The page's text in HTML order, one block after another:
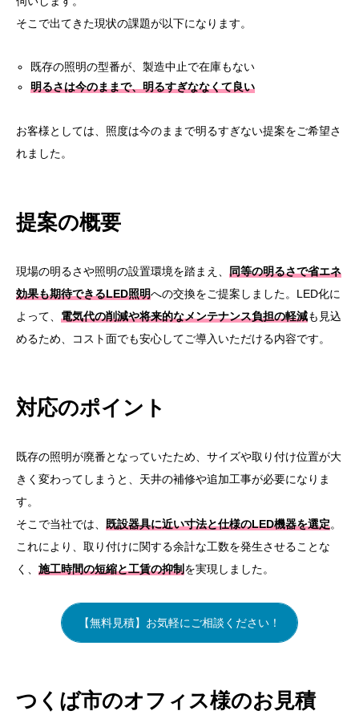
そこで出てきた現状の課題が以下になります。
既存の照明の型番が、製造中止で在庫もない
明るさは今のままで、明るすぎななくて良い
お客様としては、照度は今のままで明るすぎない提案をご希望さ
れました。
提案の概要
現場の明るさや照明の設置環境を踏まえ、 同等の明るさで省エネ
効果も期待できるLED照明への交換をご提案しました。LED化に
よって、 電気代の削減や将来的なメンテナンス負担の軽減も見込
めるため、コスト面でも安心してご導入いただける内容です。
対応のポイント
既存の照明が廃番となっていたため、サイズや取り付け位置が大
きく変わってしまうと、天井の補修や追加工事が必要になりま
す。
そこで当社では、 既設器具に近い寸法と仕様のLED機器を選定。
これにより、取り付けに関する余計な工数を発生させることな
く、 施工時間の短縮と工賃の抑制を実現しました。
【無料見積】お気軽にご相談ください！
つくば市のオフィス様のお見積